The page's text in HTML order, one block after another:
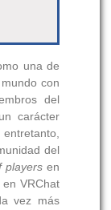
una de
con
del
carácter
del
players en
VRChat
vez más